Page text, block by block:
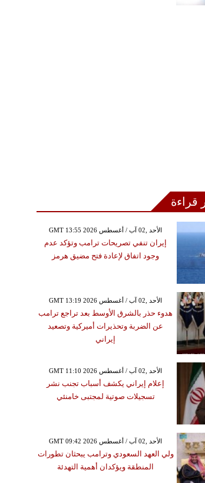
قراءة
GMT 13:55 2026 الأحد ,02 آب / أغسطس
إيران تنفي تصريحات ترامب وتؤكد عدم
وجود اتفاق لإعادة فتح مضيق هرمز
GMT 13:19 2026 الأحد ,02 آب / أغسطس
هدوء حذر بالشرق الأوسط بعد تراجع ترامب
عن الضربة وتحذيرات أميركية وتصعيد
إيراني
GMT 11:10 2026 الأحد ,02 آب / أغسطس
إعلام إيراني يكشف أسباب تجنب نشر
تسجيلات صوتية لمجتبى خامنئي
GMT 09:42 2026 الأحد ,02 آب / أغسطس
ولي العهد السعودي وترامب يبحثان تطورات
المنطقة ويؤكدان أهمية التهدئة